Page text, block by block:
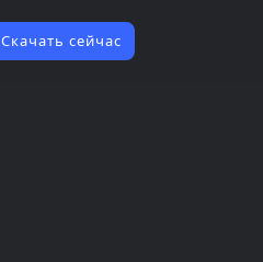
Скачать сейчас